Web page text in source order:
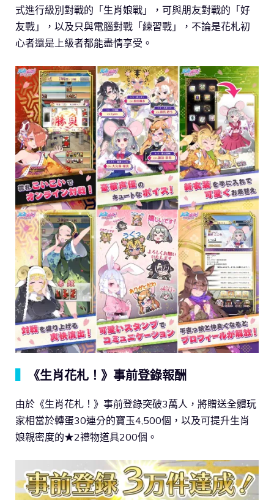
式進行級別對戰的「生肖娘戰」，可與朋友對戰的「好
友戰」，以及只與電腦對戰「練習戰」，不論是花札初
心者還是上級者都能盡情享受。
《生肖花札！》事前登錄報酬
由於《生肖花札！》事前登錄突破3萬人，將贈送全體玩
家相當於轉蛋30連分的寶玉4,500個，以及可提升生肖
娘親密度的★2禮物道具200個。